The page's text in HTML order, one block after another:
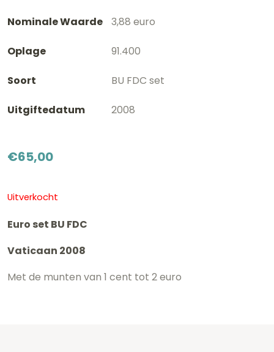
Nominale Waarde 3,88 euro
Oplage 91.400
Soort BU FDC set
Uitgiftedatum 2008
€65,00
Uitverkocht
Euro set BU FDC
Vaticaan 2008
Met de munten van 1 cent tot 2 euro